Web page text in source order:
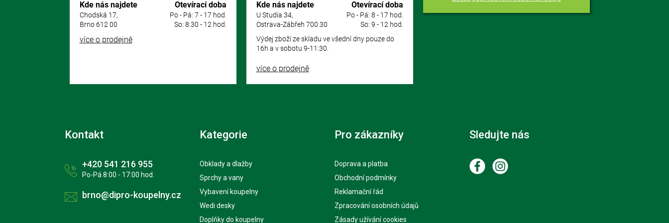
Kde nás najdete
Chodská 17,
Brno 612 00
Otevírací doba
Po - Pá: 7 - 17 hod.
So: 8:30 - 12 hod.
více o prodejně
Kde nás najdete
U Studia 34,
Ostrava-Zábřeh 700 30
Otevírací doba
Po - Pá: 8 - 17 hod.
So: 9 - 12 hod.
Výdej zboží ze skladu ve všední dny pouze do
16h a v sobotu 9-11:30.
více o prodejně
Kontakt
+420 541 216 955
Po-Pá 8:00 - 17:00 hod.
brno@dipro-koupelny.cz
Kategorie
Obklady a dlažby
Sprchy a vany
Vybavení koupelny
Wedi desky
Doplňky do koupelny
Pro zákazníky
Doprava a platba
Obchodní podmínky
Reklamační řád
Zpracování osobních údajů
Zásady užívání cookies
Sledujte nás